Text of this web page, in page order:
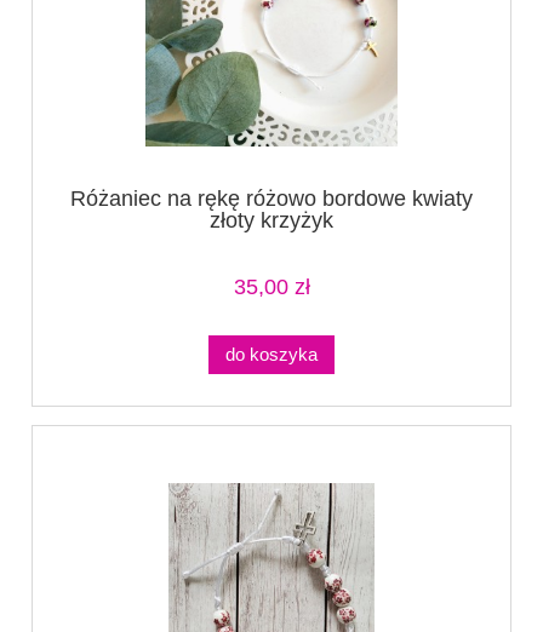
Różaniec na rękę różowo bordowe kwiaty
złoty krzyżyk
35,00 zł
do koszyka